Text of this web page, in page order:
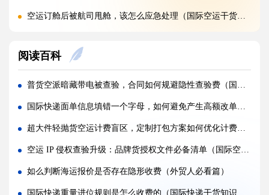
空运订舱后被航司甩舱，该怎么应急处理（国际空运干货知识分享）
加急国际空运真的能提速，靠谱吗?(国际空运干货知识分享)
FBA 空运出现丢件破损，理赔流程怎么走（国际空运干货知识分享）
FBA 空运头程该怎么挑选靠谱物流货代（国际空运干货知识分享）
FBA 空运货物超重超尺寸会产生哪些附加费?(不清楚的亚马逊卖家看过来)
亚马逊 FBA 空运，空派和纯空运该怎么选择?(不清楚的亚马逊卖家看过来)
空运货物被海关布控，如何快速提交材料申诉（国际空运干货知识分享）
实木包装走国际空运必须做熏蒸热处理吗（国际空运干货知识分享）
阅读百科
普货空派暗藏带电被查验，合同如何规避隐性查验费（国际空运干货知识分享）
国际快递面单信息填错一个字母，如何避免产生高额改单费（国际快递干货知识分享）
超大件轻抛货空运计费盲区，定制打包方案如何优化计费维度（国际空运干货知识分享）
空运 IP 侵权查验升级：品牌货授权文件必备清单（国际空运干货知识分享）
如么判断海运报价是否存在隐形收费（外贸人必看篇）
国际快递重量进位规则是怎么收费的（国际快递干货知识分享）